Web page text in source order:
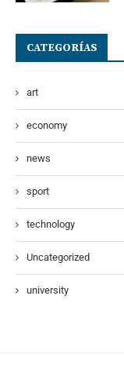
CATEGORÍAS
art
economy
news
sport
technology
Uncategorized
university